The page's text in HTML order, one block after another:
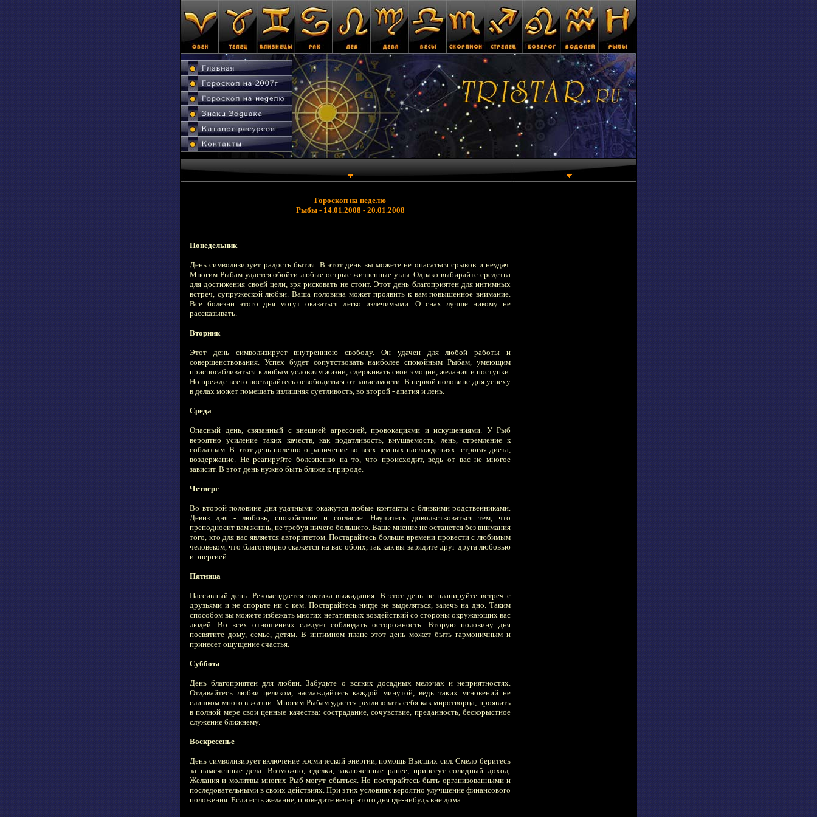
Гороскоп на неделю
Рыбы - 14.01.2008 - 20.01.2008
Понедельник
День символизирует радость бытия. В этот день вы можете не опасаться срывов и неудач.
Многим Рыбам удастся обойти любые острые жизненные углы. Однако выбирайте средства
для достижения своей цели, зря рисковать не стоит. Этот день благоприятен для интимных
встреч, супружеской любви. Ваша половина может проявить к вам повышенное внимание.
Все болезни этого дня могут оказаться легко излечимыми. О снах лучше никому не
рассказывать.
Вторник
Этот день символизирует внутреннюю свободу. Он удачен для любой работы и
совершенствования. Успех будет сопутствовать наиболее спокойным Рыбам, умеющим
приспосабливаться к любым условиям жизни, сдерживать свои эмоции, желания и поступки.
Но прежде всего постарайтесь освободиться от зависимости. В первой половине дня успеху
в делах может помешать излишняя суетливость, во второй - апатия и лень.
Среда
Опасный день, связанный с внешней агрессией, провокациями и искушениями. У Рыб
вероятно усиление таких качеств, как податливость, внушаемость, лень, стремление к
соблазнам. В этот день полезно ограничение во всех земных наслаждениях: строгая диета,
воздержание. Не реагируйте болезненно на то, что происходит, ведь от вас не многое
зависит. В этот день нужно быть ближе к природе.
Четверг
Во второй половине дня удачными окажутся любые контакты с близкими родственниками.
Девиз дня - любовь, спокойствие и согласие. Научитесь довольствоваться тем, что
преподносит вам жизнь, не требуя ничего большего. Ваше мнение не останется без внимания
того, кто для вас является авторитетом. Постарайтесь больше времени провести с любимым
человеком, что благотворно скажется на вас обоих, так как вы зарядите друг друга любовью
и энергией.
Пятница
Пассивный день. Рекомендуется тактика выжидания. В этот день не планируйте встреч с
друзьями и не спорьте ни с кем. Постарайтесь нигде не выделяться, залечь на дно. Таким
способом вы можете избежать многих негативных воздействий со стороны окружающих вас
людей. Во всех отношениях следует соблюдать осторожность. Вторую половину дня
посвятите дому, семье, детям. В интимном плане этот день может быть гармоничным и
принесет ощущение счастья.
Суббота
День благоприятен для любви. Забудьте о всяких досадных мелочах и неприятностях.
Отдавайтесь любви целиком, наслаждайтесь каждой минутой, ведь таких мгновений не
слишком много в жизни. Многим Рыбам удастся реализовать себя как миротворца, проявить
в полной мере свои ценные качества: сострадание, сочувствие, преданность, бескорыстное
служение ближнему.
Воскресенье
День символизирует включение космической энергии, помощь Высших сил. Смело беритесь
за намеченные дела. Возможно, сделки, заключенные ранее, принесут солидный доход.
Желания и молитвы многих Рыб могут сбыться. Но постарайтесь быть организованными и
последовательными в своих действиях. При этих условиях вероятно улучшение финансового
положения. Если есть желание, проведите вечер этого дня где-нибудь вне дома.